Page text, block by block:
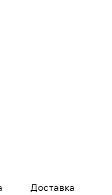
Доставка